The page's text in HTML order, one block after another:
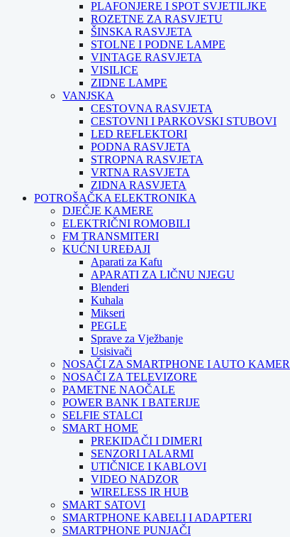
PLAFONJERE I SPOT SVJETILJKE
ROZETNE ZA RASVJETU
ŠINSKA RASVJETA
STOLNE I PODNE LAMPE
VINTAGE RASVJETA
VISILICE
ZIDNE LAMPE
VANJSKA
CESTOVNA RASVJETA
CESTOVNI I PARKOVSKI STUBOVI
LED REFLEKTORI
PODNA RASVJETA
STROPNA RASVJETA
VRTNA RASVJETA
ZIDNA RASVJETA
POTROŠAČKA ELEKTRONIKA
DJEČJE KAMERE
ELEKTRIČNI ROMOBILI
FM TRANSMITERI
KUĆNI UREĐAJI
Aparati za Kafu
APARATI ZA LIČNU NJEGU
Blenderi
Kuhala
Mikseri
PEGLE
Sprave za Vježbanje
Usisivači
NOSAČI ZA SMARTPHONE I AUTO
NOSAČI ZA TELEVIZORE
PAMETNE NAOČALE
POWER BANK I BATERIJE
SELFIE STALCI
SMART HOME
PREKIDAČI I DIMERI
SENZORI I ALARMI
UTIČNICE I KABLOVI
VIDEO NADZOR
WIRELESS IR HUB
SMART SATOVI
SMARTPHONE KABELI I ADAPTERI
SMARTPHONE PUNJAČI